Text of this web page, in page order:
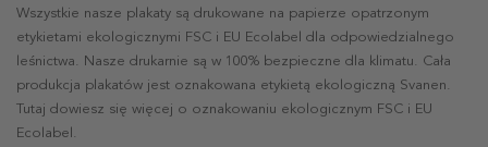
Wszystkie nasze plakaty są drukowane na papierze opatrzonym
etykietami ekologicznymi FSC i EU Ecolabel dla odpowiedzialnego
leśnictwa. Nasze drukarnie są w 100% bezpieczne dla klimatu. Cała
produkcja plakatów jest oznakowana etykietą ekologiczną Svanen.
Tutaj dowiesz się więcej o oznakowaniu ekologicznym FSC i EU
Ecolabel.